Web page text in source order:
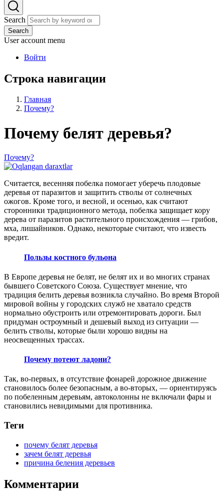
Search
Search
User account menu
Войти
Строка навигации
Главная
Почему?
Почему белят деревья?
Почему?
Считается, весенняя побелка помогает уберечь плодовые
деревья от паразитов и защитить стволы от солнечных
ожогов. Кроме того, и весной, и осенью, как считают
сторонники традиционного метода, побелка защищает кору
дерева от паразитов растительного происхождения — грибов,
мха, лишайников. Однако, некоторые считают, что известь
вредит.
Пользы костного бульона
В Европе деревья не белят, не белят их и во многих странах
бывшего Советского Союза. Существует мнение, что
традиция белить деревья возникла случайно. Во время Второй
мировой войны у городских служб не хватало средств
нормально обустроить или отремонтировать дороги. Был
придуман остроумный и дешевый выход из ситуации —
белить стволы, которые были хорошо видны на
неосвещенных трассах.
Почему потеют ладони?
Так, во-первых, в отсутствие фонарей дорожное движение
становилось более безопасным, а во-вторых, — ориентируясь
по побеленным деревьям, автоколонны не включали фары и
становились невидимыми для противника.
Теги
почему белят деревья
зачем белят деревья
причина беления деревьев
Комментарии